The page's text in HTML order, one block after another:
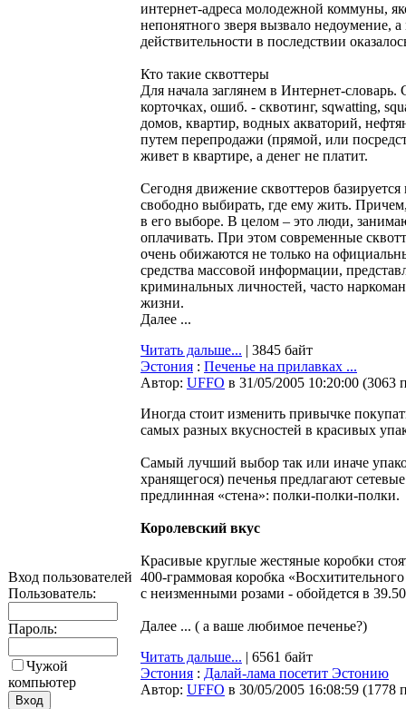
Вход пользователей
Пользователь:
Пароль:
Чужой
компьютер
интернет-адреса молодежной коммуны,
непонятного зверя вызвало недоумение,
действительности в последствии
Кто такие сквоттеры
Для начала заглянем в Интернет-
корточках, ошиб. - сквотинг, sqwatting,
домов, квартир, водных акваторий,
путем перепродажи (прямой, или
живет в квартире, а денег не платит.
Сегодня движение сквоттеров
свободно выбирать, где ему жить.
в его выборе. В целом – это люди,
оплачивать. При этом современные
очень обижаются не только на
средства массовой информации,
криминальных личностей, часто
жизни.
Далее ...
Читать дальше... | 3845 байт
Эстония : Печенье на прилавках ...
Автор: UFFO в 31/05/2005 10:20:00 (3063
Иногда стоит изменить привычке
самых разных вкусностей в красивых
Самый лучший выбор так или иначе
хранящегося) печенья предлагают
предлинная «стена»: полки-полки-полки.
Королевский вкус
Красивые круглые жестяные коробки
400-граммовая коробка
с неизменными розами - обойдется в
Далее ... ( а ваше любимое печенье?)
Читать дальше... | 6561 байт
Эстония : Далай-лама посетит Эстонию
Автор: UFFO в 30/05/2005 16:08:59 (1778